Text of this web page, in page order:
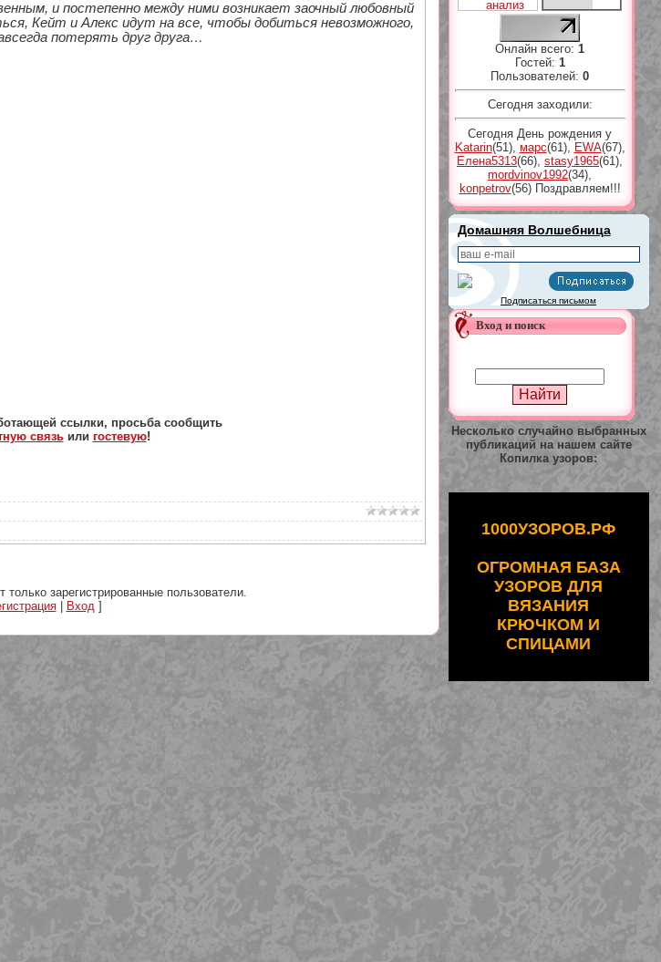
и постепенно между ними возникает заочный любовный
Кейт и Алекс идут на все, чтобы добиться невозможного,
потерять друг друга…
ссылки, просьба сообщить
связьили гостевую!
зарегистрированные пользователи.
| Вход]
Онлайн всего: 1
Гостей: 1
Пользователей: 0
Сегодня заходили:
Сегодня День рождения у
Katarin(51), марс(61), EWA(67),
Елена5313(66) stasy1965(61)
mordvinov1992(34)
konpetrov(56)Поздравляем!!!
Домашняя Волшебница
Подписаться письмом
Вход и поиск
Несколько случайно выбранных
публикаций на нашем сайте
Копилка узоров:
1000УЗОРОВ.РФ
ОГРОМНАЯ БАЗА
УЗОРОВ ДЛЯ
ВЯЗАНИЯ
КРЮЧКОМ И
СПИЦАМИ